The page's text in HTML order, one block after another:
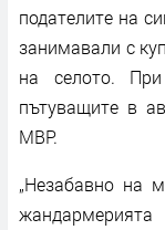
подателите на
занимавали с
на селото.
пътуващите в
МВР.
„Незабавно на